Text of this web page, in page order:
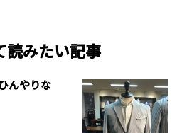
読みたい記事
んやりな